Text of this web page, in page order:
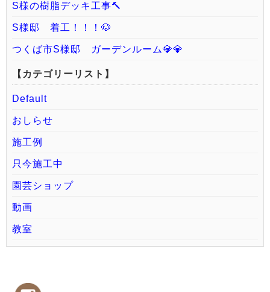
S様の樹脂デッキ工事🔨
S様邸 着工！！！🐶
つくば市S様邸 ガーデンルーム💎💎
【カテゴリーリスト】
Default
おしらせ
施工例
只今施工中
園芸ショップ
動画
教室